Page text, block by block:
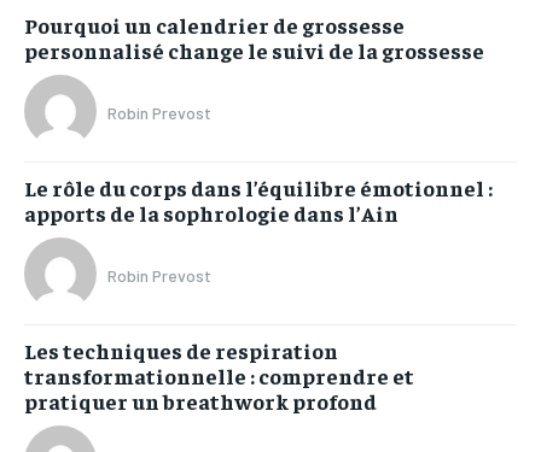
Pourquoi un calendrier de grossesse
personnalisé change le suivi de la grossesse
Robin Prevost
Le rôle du corps dans l’équilibre émotionnel :
apports de la sophrologie dans l’Ain
Robin Prevost
Les techniques de respiration
transformationnelle : comprendre et
pratiquer un breathwork profond